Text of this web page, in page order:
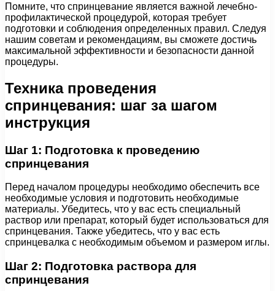
Помните, что спринцевание является важной лечебно-
профилактической процедурой, которая требует
подготовки и соблюдения определенных правил. Следуя
нашим советам и рекомендациям, вы сможете достичь
максимальной эффективности и безопасности данной
процедуры.
Техника проведения
спринцевания: шаг за шагом
инструкция
Шаг 1: Подготовка к проведению
спринцевания
Перед началом процедуры необходимо обеспечить все
необходимые условия и подготовить необходимые
материалы. Убедитесь, что у вас есть специальный
раствор или препарат, который будет использоваться для
спринцевания. Также убедитесь, что у вас есть
спринцевалка с необходимым объемом и размером иглы.
Шаг 2: Подготовка раствора для
спринцевания